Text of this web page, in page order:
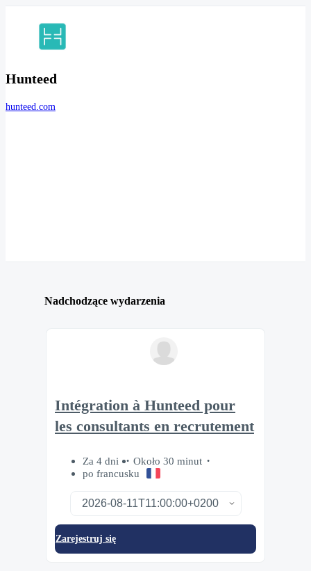
Hunteed
hunteed.com
Nadchodzące wydarzenia
Intégration à Hunteed pour
les consultants en recrutement
Za 4 dni
Około 30 minut
po francusku
Zarejestruj się